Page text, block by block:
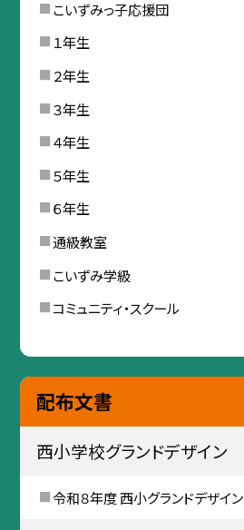
こいずみっ子応援団
１年生
２年生
３年生
４年生
５年生
６年生
通級教室
こいずみ学級
コミュニティ・スクール
配布文書
西小学校グランドデザイン
令和８年度 西小グランドデザイン